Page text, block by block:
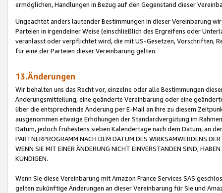
ermöglichen, Handlungen in Bezug auf den Gegenstand dieser
Ungeachtet anders lautender Bestimmungen in dieser Vereinbarung
Parteien in irgendeiner Weise (einschließlich des Ergreifens oder
veranlasst oder verpflichtet wird, die mit US-Gesetzen, Vorschriften,
für eine der Parteien dieser Vereinbarung gelten.
13.Änderungen
Wir behalten uns das Recht vor, einzelne oder alle Bestimmungen
Änderungsmitteilung, eine geänderte Vereinbarung oder eine
über die entsprechende Änderung per E-Mail an Ihre zu diesem
ausgenommen etwaige Erhöhungen der Standardvergütung im
Datum, jedoch frühestens sieben Kalendertage nach dem Datum, an
PARTNERPROGRAMM NACH DEM DATUM DES WIRKSAMWERDENS
WENN SIE MIT EINER ÄNDERUNG NICHT EINVERSTANDEN SIND,
KÜNDIGEN.
Wenn Sie diese Vereinbarung mit Amazon France Services SAS
gelten zukünftige Änderungen an dieser Vereinbarung für Sie und